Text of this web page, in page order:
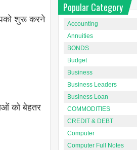
शुरू करने
को बेहतर
Popular Category
Accounting
Annuities
BONDS
Budget
Business
Business Leaders
Business Loan
COMMODITIES
CREDIT & DEBT
Computer
Computer Full Notes